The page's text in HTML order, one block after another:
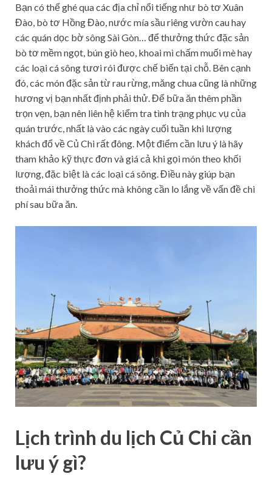
Bạn có thể ghé qua các địa chỉ nổi tiếng như bò tơ Xuân
Đào, bò tơ Hồng Đào, nước mía sầu riêng vườn cau hay
các quán dọc bờ sông Sài Gòn… để thưởng thức đặc sản
bò tơ mềm ngọt, bún giò heo, khoai mì chấm muối mè hay
các loại cá sông tươi rói được chế biến tại chỗ. Bên cạnh
đó, các món đặc sản từ rau rừng, măng chua cũng là những
hương vị bạn nhất định phải thử. Để bữa ăn thêm phần
trọn vẹn, bạn nên liên hệ kiểm tra tình trạng phục vụ của
quán trước, nhất là vào các ngày cuối tuần khi lượng
khách đổ về Củ Chi rất đông. Một điểm cần lưu ý là hãy
tham khảo kỹ thực đơn và giá cả khi gọi món theo khối
lượng, đặc biệt là các loại cá sông. Điều này giúp bạn
thoải mái thưởng thức mà không cần lo lắng về vấn đề chi
phí sau bữa ăn.
Lịch trình du lịch Củ Chi cần
lưu ý gì?